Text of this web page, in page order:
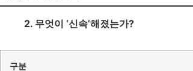
2. 무엇이 ‘신속’해졌는가?
구분